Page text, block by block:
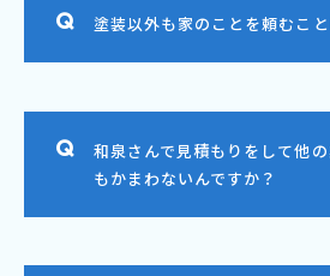
塗装以外も家のことを頼むこ
和泉さんで見積もりをして他
もかまわないんですか？